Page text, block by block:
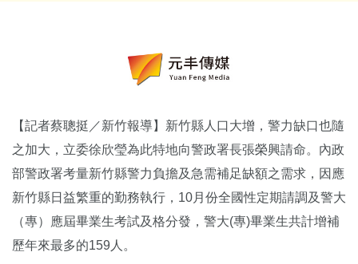
【記者蔡聰挺／新竹報導】新竹縣人口大增，警力缺口也隨
之加大，立委徐欣瑩為此特地向警政署長張榮興請命。內政
部警政署考量新竹縣警力負擔及急需補足缺額之需求，因應
新竹縣日益繁重的勤務執行，10月份全國性定期請調及警大
（專）應屆畢業生考試及格分發，警大(專)畢業生共計增補
歷年來最多的159人。